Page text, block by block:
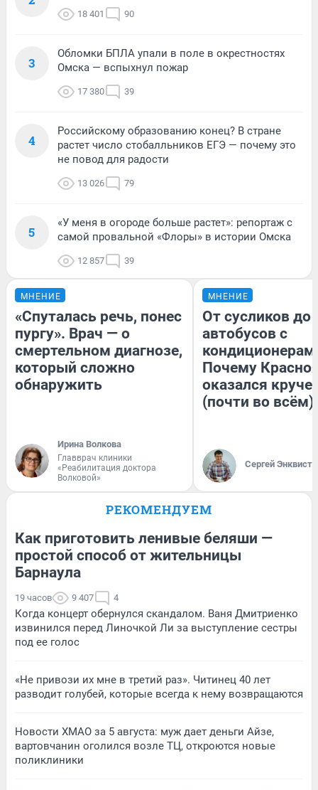
18 401 90
3
Обломки БПЛА упали в поле в окрестностях
Омска — вспыхнул пожар
17 380 39
4
Российскому образованию конец? В стране
растет число стобалльников ЕГЭ — почему это
не повод для радости
13 026 79
5
«У меня в огороде больше растет»: репортаж с
самой провальной «Флоры» в истории Омска
12 857 39
МНЕНИЕ
«Спуталась речь, понес
пургу». Врач — о
смертельном диагнозе,
который сложно
обнаружить
Ирина Волкова
Главврач клиники
«Реабилитация доктора
Волковой»
МНЕНИЕ
От сусликов до
автобусов с
Почему
оказался
(почти во всём)
Сергей Энквист
РЕКОМЕНДУЕМ
Как приготовить ленивые беляши —
простой способ от жительницы
Барнаула
19 часов 9 407 4
Когда концерт обернулся скандалом. Ваня Дмитриенко
извинился перед Линочкой Ли за выступление сестры
под ее голос
«Не привози их мне в третий раз». Читинец 40 лет
разводит голубей, которые всегда к нему возвращаются
Новости ХМАО за 5 августа: муж дает деньги Айзе,
вартовчанин оголился возле ТЦ, откроются новые
поликлиники